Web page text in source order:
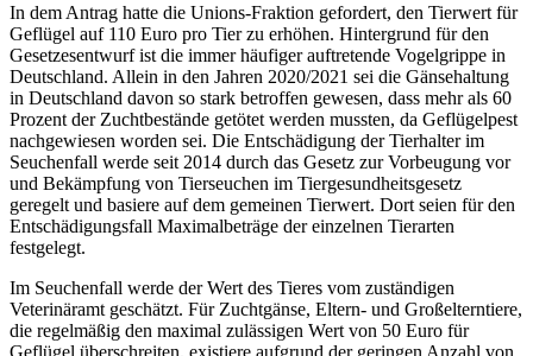
In dem Antrag hatte die Unions-Fraktion gefordert, den Tierwert für
Geflügel auf 110 Euro pro Tier zu erhöhen. Hintergrund für den
Gesetzesentwurf ist die immer häufiger auftretende Vogelgrippe in
Deutschland. Allein in den Jahren 2020/2021 sei die Gänsehaltung
in Deutschland davon so stark betroffen gewesen, dass mehr als 60
Prozent der Zuchtbestände getötet werden mussten, da Geflügelpest
nachgewiesen worden sei. Die Entschädigung der Tierhalter im
Seuchenfall werde seit 2014 durch das Gesetz zur Vorbeugung vor
und Bekämpfung von Tierseuchen im Tiergesundheitsgesetz
geregelt und basiere auf dem gemeinen Tierwert. Dort seien für den
Entschädigungsfall Maximalbeträge der einzelnen Tierarten
festgelegt.
Im Seuchenfall werde der Wert des Tieres vom zuständigen
Veterinäramt geschätzt. Für Zuchtgänse, Eltern- und Großelterntiere,
die regelmäßig den maximal zulässigen Wert von 50 Euro für
Geflügel überschreiten, existiere aufgrund der geringen Anzahl von